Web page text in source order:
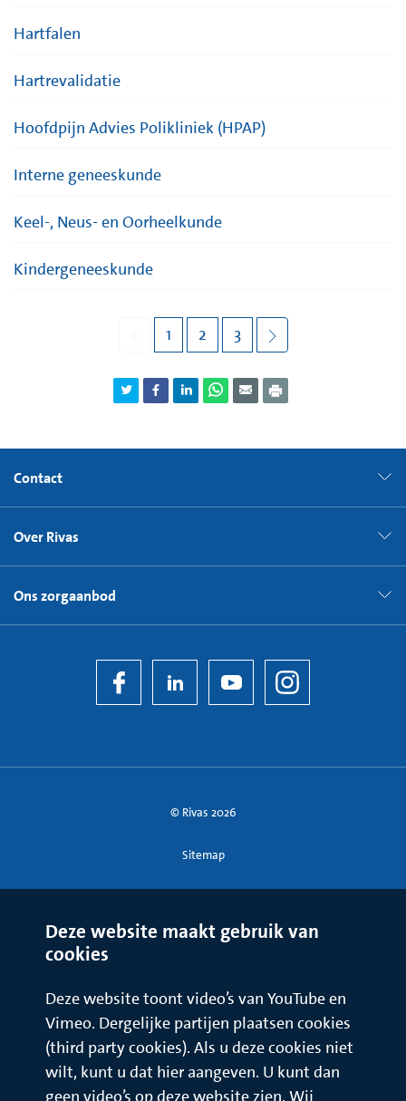
Hartfalen
Hartrevalidatie
Hoofdpijn Advies Polikliniek (HPAP)
Interne geneeskunde
Keel-, Neus- en Oorheelkunde
Kindergeneeskunde
1 2 3
Contact
Over Rivas
Ons zorgaanbod
© Rivas 2026
Sitemap
Deze website maakt gebruik van
cookies
Deze website toont video’s van YouTube en
Vimeo. Dergelijke partijen plaatsen cookies
(third party cookies). Als u deze cookies niet
wilt, kunt u dat hier aangeven. U kunt dan
geen video’s op deze website zien. Wij